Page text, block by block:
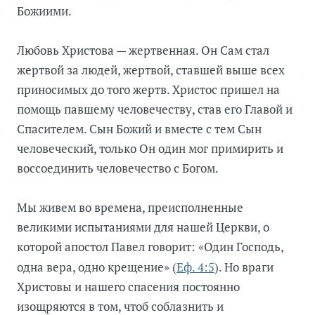
Божиими.
Любовь Христова — жертвенная. Он Сам стал
жертвой за людей, жертвой, ставшей выше всех
приносимых до того жертв. Христос пришел на
помощь павшему человечеству, став его Главой и
Спасителем. Сын Божий и вместе с тем Сын
человеческий, только Он один мог примирить и
воссоединить человечество с Богом.
Мы живем во времена, преисполненные
великими испытаниями для нашей Церкви, о
которой апостол Павел говорит: «Один Господь,
одна вера, одно крещение» (Еф. 4:5). Но враги
Христовы и нашего спасения постоянно
изощряются в том, чтоб соблазнить и